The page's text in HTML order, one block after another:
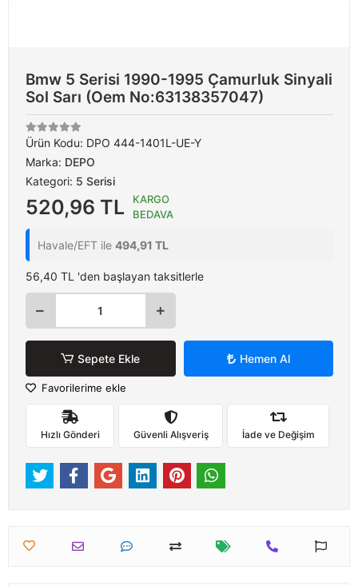
Bmw 5 Serisi 1990-1995 Çamurluk Sinyali
Sol Sarı (Oem No:63138357047)
Ürün Kodu: DPO 444-1401L-UE-Y
Marka: DEPO
Kategori: 5 Serisi
520,96 TL
KARGO
BEDAVA
Havale/EFT ile 494,91 TL
56,40 TL 'den başlayan taksitlerle
Sepete Ekle Hemen Al
Favorilerime ekle
Hızlı Gönderi Güvenli Alışveriş İade ve Değişim